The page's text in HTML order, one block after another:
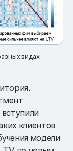
видах
клиентов
модели